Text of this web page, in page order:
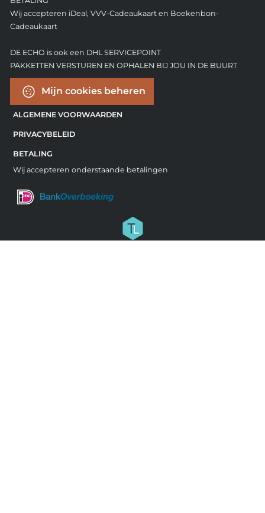
Wij accepteren iDeal, VVV-Cadeaukaart en Boekenbon-
Cadeaukaart
DE ECHO is ook een DHL SERVICEPOINT
PAKKETTEN VERSTUREN EN OPHALEN BIJ JOU IN DE BUURT
Mijn cookies beheren
ALGEMENE VOORWAARDEN
PRIVACYBELEID
BETALING
Wij accepteren onderstaande betalingen